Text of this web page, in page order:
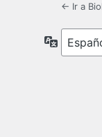
← Ir a
Idioma